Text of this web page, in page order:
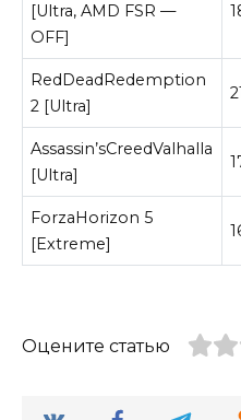
[Ultra, AMD FSR—
OFF]
RedDeadRedemption
2 [Ultra]
Assassin’sCreedValhalla
[Ultra]
ForzaHorizon 5
[Extreme]
Оцените статью